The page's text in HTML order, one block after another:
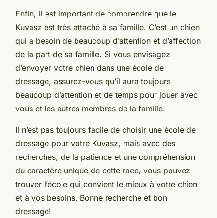
Enfin, il est important de comprendre que le
Kuvasz est très attaché à sa famille. C’est un chien
qui a besoin de beaucoup d’attention et d’affection
de la part de sa famille. Si vous envisagez
d’envoyer votre chien dans une école de
dressage, assurez-vous qu’il aura toujours
beaucoup d’attention et de temps pour jouer avec
vous et les autres membres de la famille.
Il n’est pas toujours facile de choisir une école de
dressage pour votre Kuvasz, mais avec des
recherches, de la patience et une compréhension
du caractère unique de cette race, vous pouvez
trouver l’école qui convient le mieux à votre chien
et à vos besoins. Bonne recherche et bon
dressage!